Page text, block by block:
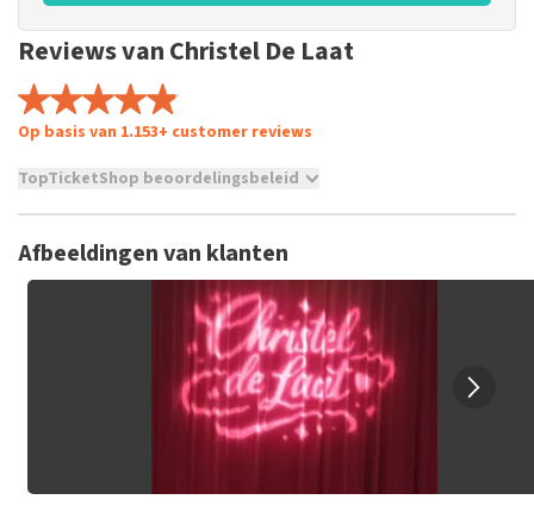
Reviews van Christel De Laat
Op basis van 1.153+ customer reviews
TopTicketShop beoordelingsbeleid
niet mogelijk om een review achter te laten als je geen
tickets hebt aangeschaft bij TopTicketShop. Reviews met
grof taalgebruik en/of onwaarheden worden niet geplaatst.
Het kan enkele weken duren voordat een review wordt
Afbeeldingen van klanten